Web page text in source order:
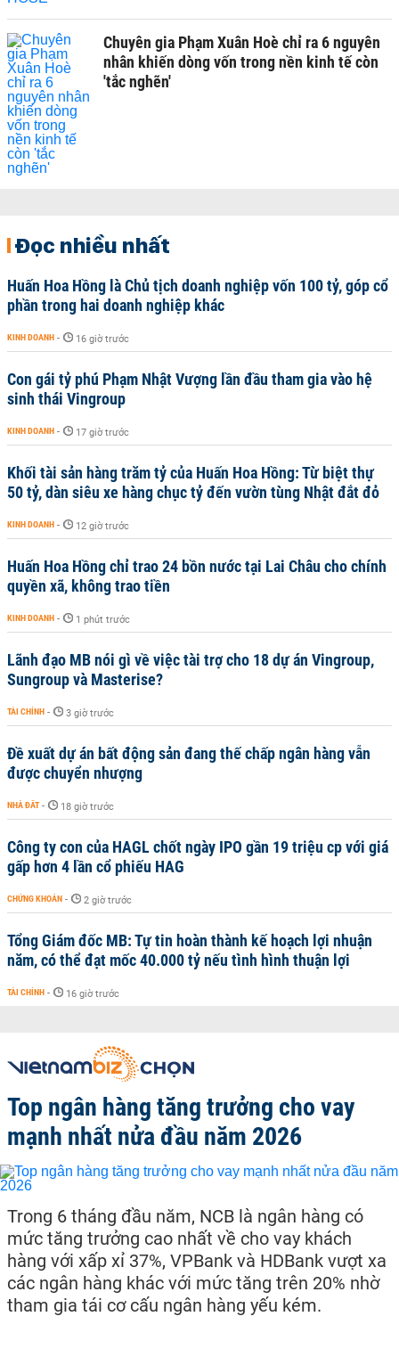
Chuyên gia Phạm Xuân Hoè chỉ ra 6 nguyên
nhân khiến dòng vốn trong nền kinh tế còn
'tắc nghẽn'
Đọc nhiều nhất
Huấn Hoa Hồng là Chủ tịch doanh nghiệp vốn 100 tỷ, góp cổ
phần trong hai doanh nghiệp khác
KINH DOANH - 16 giờ trước
Con gái tỷ phú Phạm Nhật Vượng lần đầu tham gia vào hệ
sinh thái Vingroup
KINH DOANH - 17 giờ trước
Khối tài sản hàng trăm tỷ của Huấn Hoa Hồng: Từ biệt thự
50 tỷ, dàn siêu xe hàng chục tỷ đến vườn tùng Nhật đắt đỏ
KINH DOANH - 12 giờ trước
Huấn Hoa Hồng chỉ trao 24 bồn nước tại Lai Châu cho chính
quyền xã, không trao tiền
KINH DOANH - 1 phút trước
Lãnh đạo MB nói gì về việc tài trợ cho 18 dự án Vingroup,
Sungroup và Masterise?
TÀI CHÍNH - 3 giờ trước
Đề xuất dự án bất động sản đang thế chấp ngân hàng vẫn
được chuyển nhượng
NHÀ ĐẤT - 18 giờ trước
Công ty con của HAGL chốt ngày IPO gần 19 triệu cp với giá
gấp hơn 4 lần cổ phiếu HAG
CHỨNG KHOÁN - 2 giờ trước
Tổng Giám đốc MB: Tự tin hoàn thành kế hoạch lợi nhuận
năm, có thể đạt mốc 40.000 tỷ nếu tình hình thuận lợi
TÀI CHÍNH - 16 giờ trước
Top ngân hàng tăng trưởng cho vay
mạnh nhất nửa đầu năm 2026
Trong 6 tháng đầu năm, NCB là ngân hàng có
mức tăng trưởng cao nhất về cho vay khách
hàng với xấp xỉ 37%, VPBank và HDBank vượt xa
các ngân hàng khác với mức tăng trên 20% nhờ
tham gia tái cơ cấu ngân hàng yếu kém.